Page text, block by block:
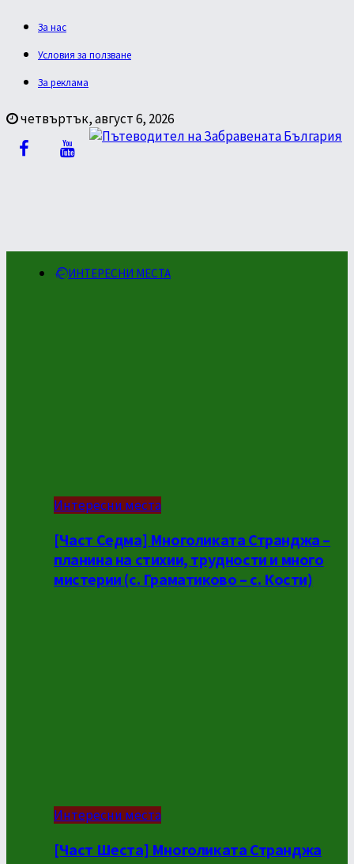
За нас
Условия за ползване
За реклама
четвъртък, август 6, 2026
ИНТЕРЕСНИ МЕСТА
Интересни места
[Част Седма] Многоликата Странджа –
планина на стихии, трудности и много
мистерии (с. Граматиково – с. Кости)
Интересни места
[Част Шеста] Многоликата Странджа